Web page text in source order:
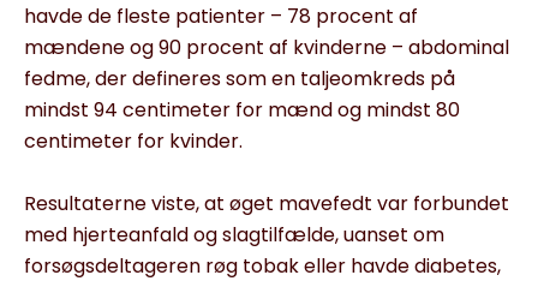
havde de fleste patienter – 78 procent af
mændene og 90 procent af kvinderne – abdominal
fedme, der defineres som en taljeomkreds på
mindst 94 centimeter for mænd og mindst 80
centimeter for kvinder.
Resultaterne viste, at øget mavefedt var forbundet
med hjerteanfald og slagtilfælde, uanset om
forsøgsdeltageren røg tobak eller havde diabetes,